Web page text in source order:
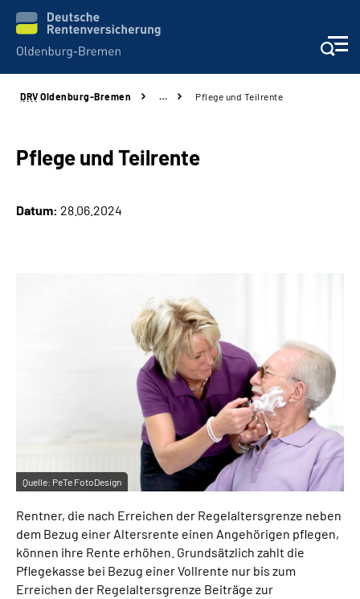
Services
Beratung und Kontakt
Inhalte in Gebärdensprache (DGS)
Mein Kundenportal
DRV Oldenburg-Bremen … Pflege und Teilrente
Pflege und Teilrente
Datum: 28.06.2024
Quelle: PeTe FotoDesign
Rentner, die nach Erreichen der Regelaltersgrenze neben
dem Bezug einer Altersrente einen Angehörigen pflegen,
können ihre Rente erhöhen. Grundsätzlich zahlt die
Pflegekasse bei Bezug einer Vollrente nur bis zum
Erreichen der Regelaltersgrenze Beiträge zur